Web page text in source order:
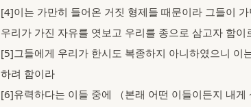
[4]이는 가만히 들어온 거짓 형제들 때문이라 그들이
우리가 가진 자유를 엿보고 우리를 종으로 삼고자 함이
[5]그들에게 우리가 한시도 복종하지 아니하였으니 이
하려 함이라
[6]유력하다는 이들 중에 （본래 어떤 이들이든지 내